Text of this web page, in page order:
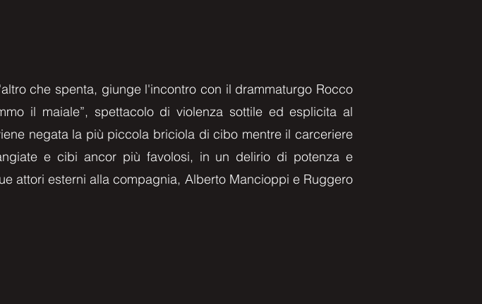
che spenta, giunge l'incontro con il drammaturgo Rocco
il maiale”, spettacolo di violenza sottile ed esplicita al
negata la più piccola briciola di cibo mentre il carceriere
e cibi ancor più favolosi, in un delirio di potenza e
attori esterni alla compagnia, Alberto Mancioppi e Ruggero